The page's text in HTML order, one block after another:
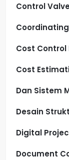
Control
Coordinating
Cost Control
Cost
Dan Sistem
Desain
Digital
Document